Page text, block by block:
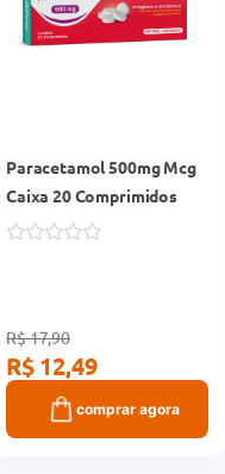
Paracetamol 500mg Mcg
Caixa 20 Comprimidos
R$ 17,90
R$ 12,49
comprar agora